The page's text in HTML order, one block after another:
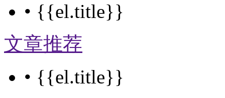
• {{el.title}}
文章推荐
• {{el.title}}